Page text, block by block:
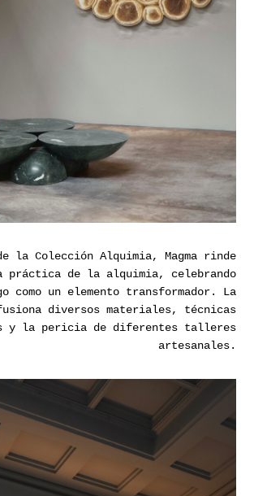
la Colección Alquimia, Magma rinde
práctica de la alquimia, celebrando
como un elemento transformador. La
diversos materiales, técnicas
y la pericia de diferentes talleres
artesanales.